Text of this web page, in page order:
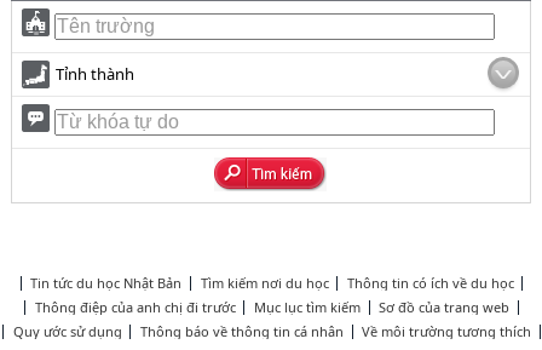
Tỉnh thành
Tin tức du học Nhật Bản Tìm kiếm nơi du học
Thông tin có ích về du học
Thông điệp của anh chị đi trước
Mục lục tìm kiếm
Sơ đồ của trang web
Quy ước sử dụng
Thông báo về thông tin cá nhân Về môi trường tương thích